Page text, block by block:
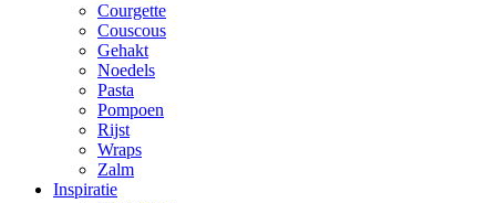
Courgette
Couscous
Gehakt
Noedels
Pasta
Pompoen
Rijst
Wraps
Zalm
Inspiratie